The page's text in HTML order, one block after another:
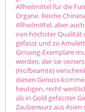
Allheilmittel für die
Organe. Reiche
Allheilmittel, aber
von höchster Qualität
gefasst und zu
Ginseng-Exemplare
werden, der sie
(Hofbeamte)
diesen Genuss
heutigen, recht
als in Gold gefasster
Zauberwurz aus